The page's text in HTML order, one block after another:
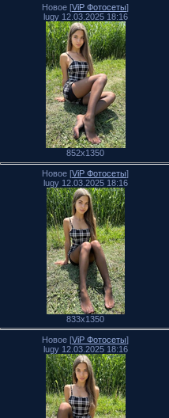
Новое [ViP Фотосеты]
lugy 12.03.2025 18:16
852x1350
Новое [ViP Фотосеты]
lugy 12.03.2025 18:16
833x1350
Новое [ViP Фотосеты]
lugy 12.03.2025 18:16